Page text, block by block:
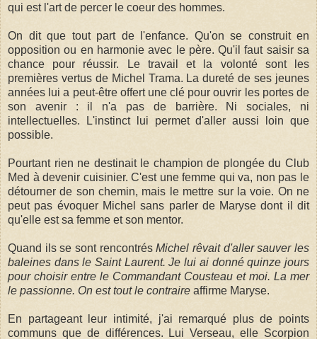
qui est l'art de percer le coeur des hommes.
On dit que tout part de l'enfance. Qu'on se construit en
opposition ou en harmonie avec le père. Qu'il faut saisir sa
chance pour réussir. Le travail et la volonté sont les
premières vertus de Michel Trama. La dureté de ses jeunes
années lui a peut-être offert une clé pour ouvrir les portes de
son avenir : il n'a pas de barrière. Ni sociales, ni
intellectuelles. L'instinct lui permet d'aller aussi loin que
possible.
Pourtant rien ne destinait le champion de plongée du Club
Med à devenir cuisinier. C'est une femme qui va, non pas le
détourner de son chemin, mais le mettre sur la voie. On ne
peut pas évoquer Michel sans parler de Maryse dont il dit
qu'elle est sa femme et son mentor.
Quand ils se sont rencontrésMichel rêvait d'aller sauver les
baleines dans le Saint Laurent. Je lui ai donné quinze jours
pour choisir entre le Commandant Cousteau et moi. La mer
le passionne. On est tout le contraire affirme Maryse.
En partageant leur intimité, j'ai remarqué plus de points
communs que de différences. Lui Verseau, elle Scorpion